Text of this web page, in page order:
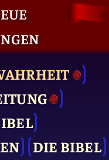
DIE BIBEL